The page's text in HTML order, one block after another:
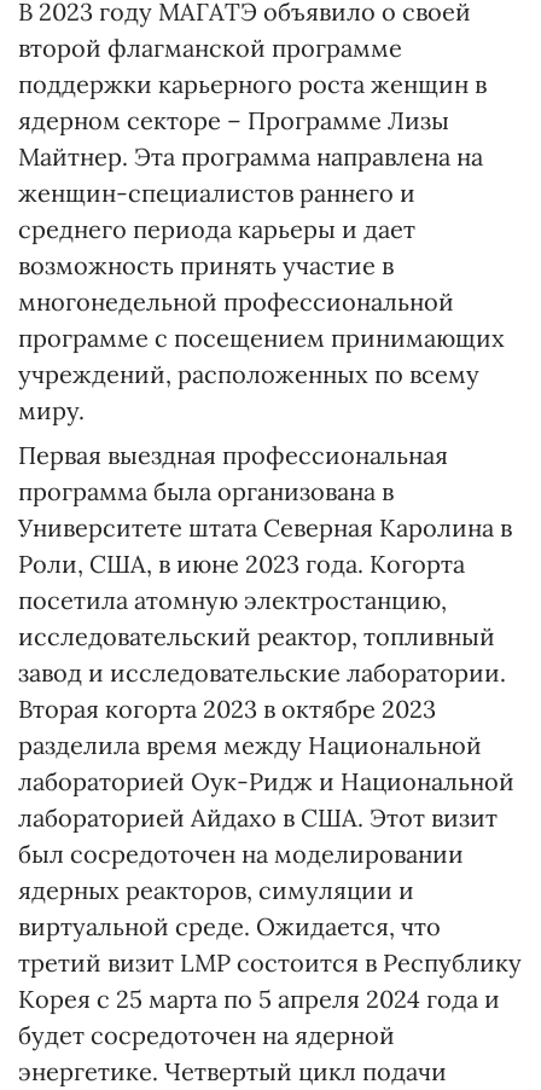
В 2023 году МАГАТЭ объявило о своей
второй флагманской программе
поддержки карьерного роста женщин в
ядерном секторе – Программе Лизы
Майтнер. Эта программа направлена на
женщин-специалистов раннего и
среднего периода карьеры и дает
возможность принять участие в
многонедельной профессиональной
программе с посещением принимающих
учреждений, расположенных по всему
миру.
Первая выездная профессиональная
программа была организована в
Университете штата Северная Каролина в
Роли, США, в июне 2023 года. Когорта
посетила атомную электростанцию,
исследовательский реактор, топливный
завод и исследовательские лаборатории.
Вторая когорта 2023 в октябре 2023
разделила время между Национальной
лабораторией Оук-Ридж и Национальной
лабораторией Айдахо в США. Этот визит
был сосредоточен на моделировании
ядерных реакторов, симуляции и
виртуальной среде. Ожидается, что
третий визит LMP состоится в Республику
Корея с 25 марта по 5 апреля 2024 года и
будет сосредоточен на ядерной
энергетике. Четвертый цикл подачи